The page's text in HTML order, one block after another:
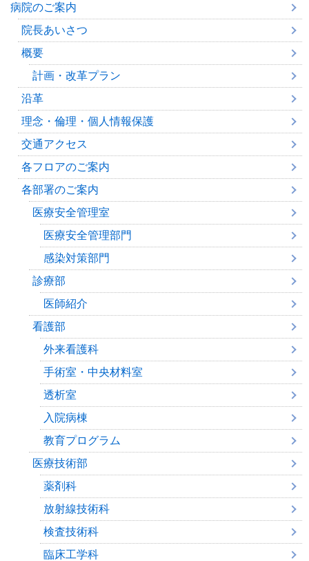
病院のご案内
院長あいさつ
概要
計画・改革プラン
沿革
理念・倫理・個人情報保護
交通アクセス
各フロアのご案内
各部署のご案内
医療安全管理室
医療安全管理部門
感染対策部門
診療部
医師紹介
看護部
外来看護科
手術室・中央材料室
透析室
入院病棟
教育プログラム
医療技術部
薬剤科
放射線技術科
検査技術科
臨床工学科